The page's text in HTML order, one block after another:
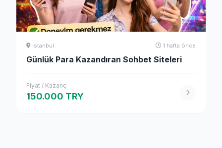
Istanbul 1 hafta önce
Günlük Para Kazandıran Sohbet Siteleri
Fiyat / Kazanç
150.000 TRY